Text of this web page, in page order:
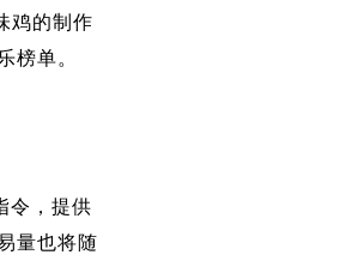
鸡的制作
单。
令，提供
量也将随